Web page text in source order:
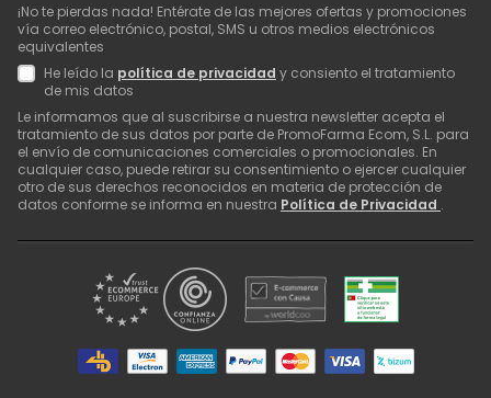
¡No te pierdas nada! Entérate de las mejores ofertas y promociones
vía correo electrónico, postal, SMS u otros medios electrónicos
equivalentes
He leído la política de privacidad y consiento el tratamiento
de mis datos
Le informamos que al suscribirse a nuestra newsletter acepta el
tratamiento de sus datos por parte de PromoFarma Ecom, S.L. para
el envío de comunicaciones comerciales o promocionales. En
cualquier caso, puede retirar su consentimiento o ejercer cualquier
otro de sus derechos reconocidos en materia de protección de
datos conforme se informa en nuestra Política de Privacidad .